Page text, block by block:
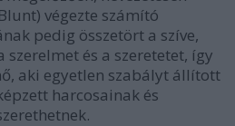
végezte számító
pedig összetört a szíve,
és a szeretetet, így
aki egyetlen szabályt állított
harcosainak és